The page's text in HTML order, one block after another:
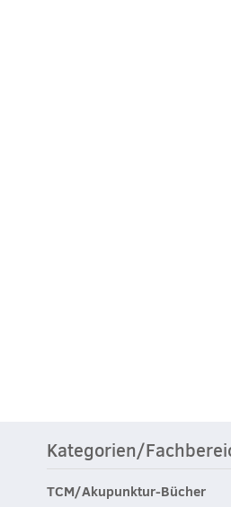
Kategorien/
TCM/Akupunktur-Bücher